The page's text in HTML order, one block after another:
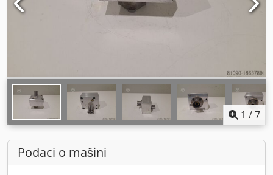
1 /7
Podaci o mašini